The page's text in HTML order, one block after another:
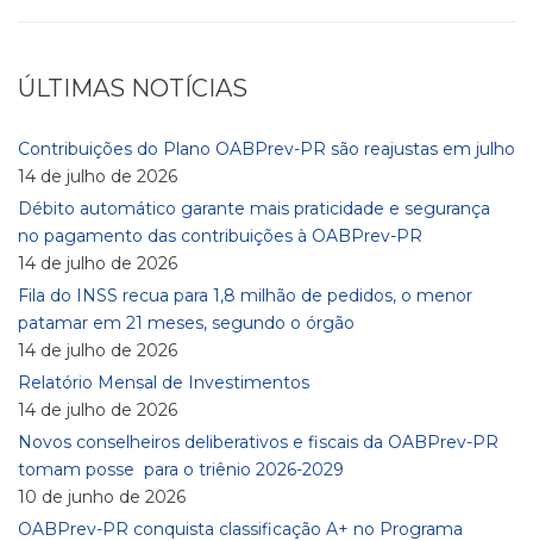
ÚLTIMAS NOTÍCIAS
Contribuições do Plano OABPrev-PR são reajustas em julho
14 de julho de 2026
Débito automático garante mais praticidade e segurança
no pagamento das contribuições à OABPrev-PR
14 de julho de 2026
Fila do INSS recua para 1,8 milhão de pedidos, o menor
patamar em 21 meses, segundo o órgão
14 de julho de 2026
Relatório Mensal de Investimentos
14 de julho de 2026
Novos conselheiros deliberativos e fiscais da OABPrev-PR
tomam posse para o triênio 2026-2029
10 de junho de 2026
OABPrev-PR conquista classificação A+ no Programa